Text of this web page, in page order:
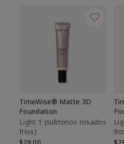
TimeWise® Matte 3D
Foundation
Light 1​ (subtonos rosados
fríos)
$28.00